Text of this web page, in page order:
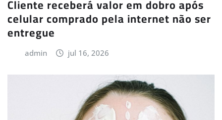
Cliente receberá valor em dobro após
celular comprado pela internet não ser
entregue
admin jul 16, 2026